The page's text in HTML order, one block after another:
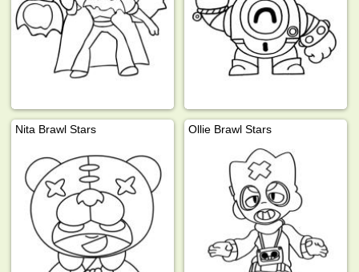
Nita Brawl Stars Ollie Brawl Stars